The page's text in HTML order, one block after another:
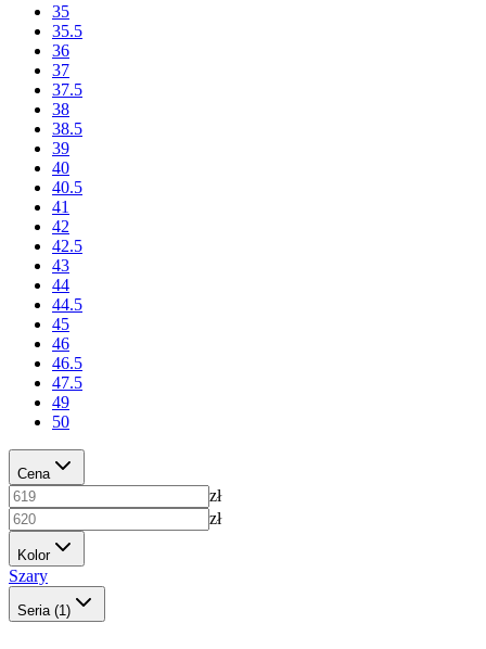
35
35.5
36
37
37.5
38
38.5
39
40
40.5
41
42
42.5
43
44
44.5
45
46
46.5
47.5
49
50
Cena
zł
zł
Kolor
Szary
Seria (1)